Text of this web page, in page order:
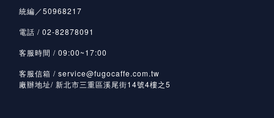
統編／50968217
電話 / 02-82878091
客服時間 / 09:00~17:00
客服信箱 / service@fugocaffe.com.tw
廠辦地址/ 新北市三重區溪尾街14號4樓之5